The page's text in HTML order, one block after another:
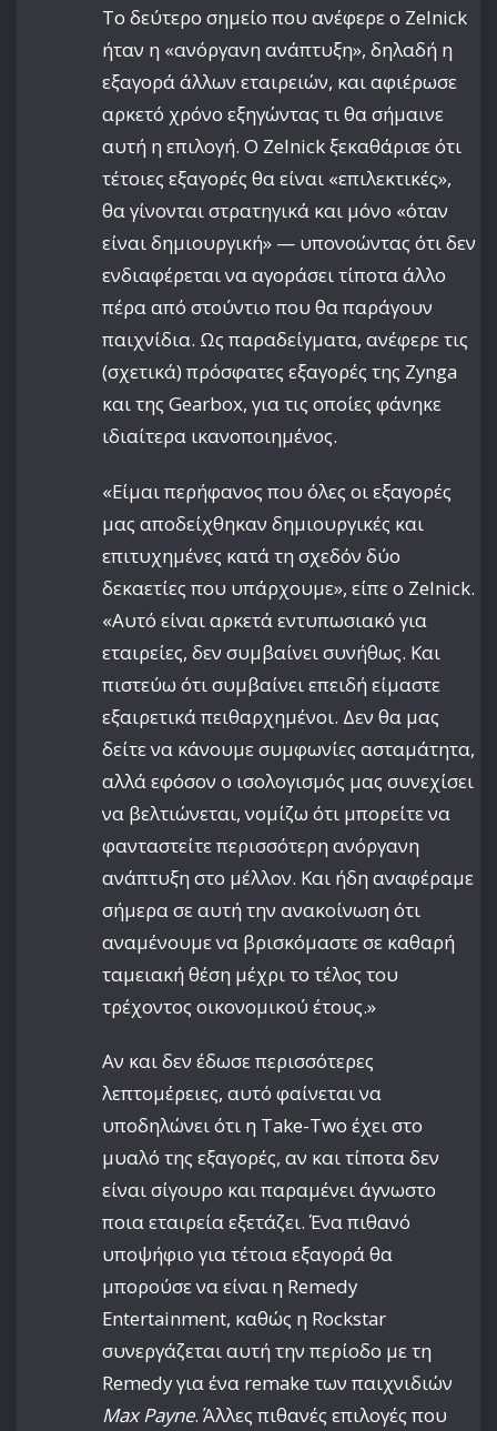
Το δεύτερο σημείο που ανέφερε ο Zelnick
ήταν η «ανόργανη ανάπτυξη», δηλαδή η
εξαγορά άλλων εταιρειών, και αφιέρωσε
αρκετό χρόνο εξηγώντας τι θα σήμαινε
αυτή η επιλογή. Ο Zelnick ξεκαθάρισε ότι
τέτοιες εξαγορές θα είναι «επιλεκτικές»,
θα γίνονται στρατηγικά και μόνο «όταν
είναι δημιουργική» — υπονοώντας ότι δεν
ενδιαφέρεται να αγοράσει τίποτα άλλο
πέρα από στούντιο που θα παράγουν
παιχνίδια. Ως παραδείγματα, ανέφερε τις
(σχετικά) πρόσφατες εξαγορές της Zynga
και της Gearbox, για τις οποίες φάνηκε
ιδιαίτερα ικανοποιημένος.
«Είμαι περήφανος που όλες οι εξαγορές
μας αποδείχθηκαν δημιουργικές και
επιτυχημένες κατά τη σχεδόν δύο
δεκαετίες που υπάρχουμε», είπε ο Zelnick.
«Αυτό είναι αρκετά εντυπωσιακό για
εταιρείες, δεν συμβαίνει συνήθως. Και
πιστεύω ότι συμβαίνει επειδή είμαστε
εξαιρετικά πειθαρχημένοι. Δεν θα μας
δείτε να κάνουμε συμφωνίες ασταμάτητα,
αλλά εφόσον ο ισολογισμός μας συνεχίσει
να βελτιώνεται, νομίζω ότι μπορείτε να
φανταστείτε περισσότερη ανόργανη
ανάπτυξη στο μέλλον. Και ήδη αναφέραμε
σήμερα σε αυτή την ανακοίνωση ότι
αναμένουμε να βρισκόμαστε σε καθαρή
ταμειακή θέση μέχρι το τέλος του
τρέχοντος οικονομικού έτους.»
Αν και δεν έδωσε περισσότερες
λεπτομέρειες, αυτό φαίνεται να
υποδηλώνει ότι η Take-Two έχει στο
μυαλό της εξαγορές, αν και τίποτα δεν
είναι σίγουρο και παραμένει άγνωστο
ποια εταιρεία εξετάζει. Ένα πιθανό
υποψήφιο για τέτοια εξαγορά θα
μπορούσε να είναι η Remedy
Entertainment, καθώς η Rockstar
συνεργάζεται αυτή την περίοδο με τη
Remedy για ένα remake των παιχνιδιών
Max Payne. Άλλες πιθανές επιλογές που